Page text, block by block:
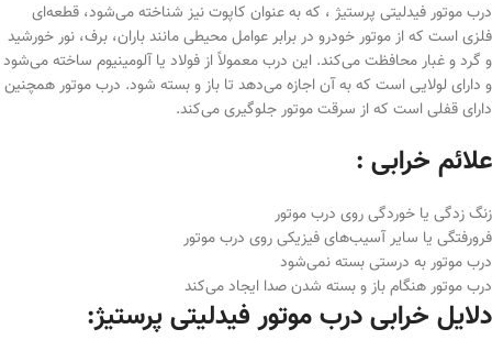
درب موتور فیدلیتی پرستیژ ، که به عنوان کاپوت نیز شناخته می‌شود، قطعه‌ای
فلزی است که از موتور خودرو در برابر عوامل محیطی مانند باران، برف، نور خورشید
و گرد و غبار محافظت می‌کند. این درب معمولاً از فولاد یا آلومینیوم ساخته می‌شود
و دارای لولایی است که به آن اجازه می‌دهد تا باز و بسته شود. درب موتور همچنین
دارای قفلی است که از سرقت موتور جلوگیری می‌کند.
علائم خرابی :
زنگ زدگی یا خوردگی روی درب موتور
فرورفتگی یا سایر آسیب‌های فیزیکی روی درب موتور
درب موتور به درستی بسته نمی‌شود
درب موتور هنگام باز و بسته شدن صدا ایجاد می‌کند
دلایل خرابی درب موتور فیدلیتی پرستیژ: